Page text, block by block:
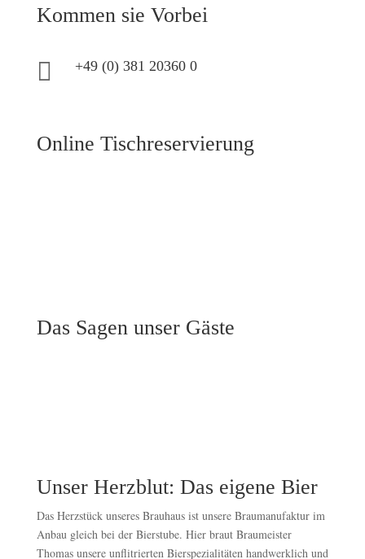
Kommen sie Vorbei
 +49 (0) 381 20360 0
Online Tischreservierung
Das Sagen unser Gäste
Unser Herzblut: Das eigene Bier
Das Herzstück unseres Brauhaus ist unsere Braumanufaktur im
Anbau gleich bei der Bierstube. Hier braut Braumeister
Thomas unsere unflitrierten Bierspezialitäten handwerklich und